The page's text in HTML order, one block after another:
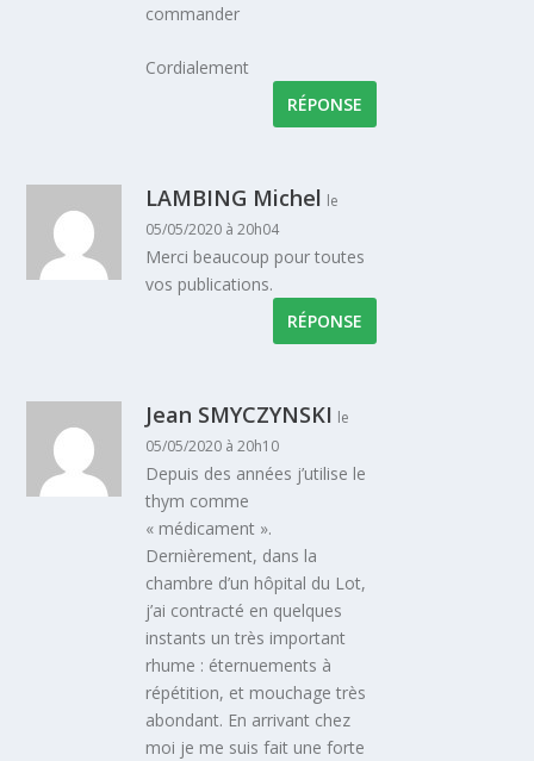
commander
Cordialement
RÉPONSE
LAMBING Michel le
05/05/2020 à 20h04
Merci beaucoup pour toutes
vos publications.
RÉPONSE
Jean SMYCZYNSKI le
05/05/2020 à 20h10
Depuis des années j’utilise le
thym comme
« médicament ».
Dernièrement, dans la
chambre d’un hôpital du Lot,
j’ai contracté en quelques
instants un très important
rhume : éternuements à
répétition, et mouchage très
abondant. En arrivant chez
moi je me suis fait une forte